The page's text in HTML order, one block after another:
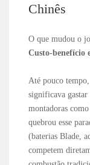
Chinês
O que mudou o
Custo-benefício
Até pouco
significava gastar
montadoras
quebrou esse
(baterias Blade,
competem